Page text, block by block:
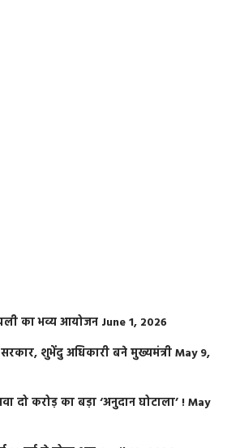
का भव्य आयोजन June 1, 2026
शुभेंदु अधिकारी बने मुख्यमंत्रीMay 9,
दो करोड़ का बड़ा ‘अनुदान घोटाला’ !May